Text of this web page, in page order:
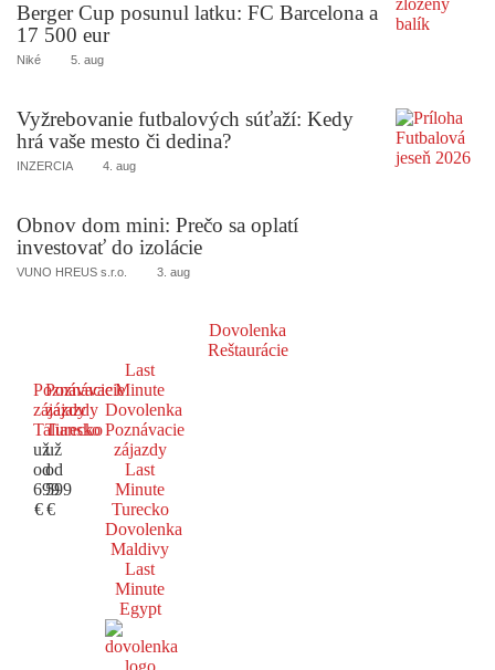
Berger Cup posunul latku: FC Barcelona a
17 500 eur
Niké 5. aug
Vyžrebovanie futbalových súťaží: Kedy
hrá vaše mesto či dedina?
INZERCIA 4. aug
Obnov dom mini: Prečo sa oplatí
investovať do izolácie
VUNO HREUS s.r.o. 3. aug
Dovolenka
Reštaurácie
Poznávacie
zájazdy
Taliansko
už
od
699
€
Poznávacie
zájazdy
Turecko
už
od
599
€
Last
Minute
Dovolenka
Poznávacie
zájazdy
Last
Minute
Turecko
Dovolenka
Maldivy
Last
Minute
Egypt